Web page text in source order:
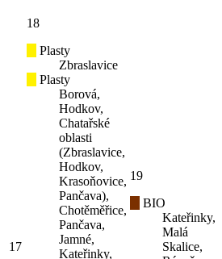
17
18
Plasty
Zbraslavice
Plasty
Borová,
Hodkov,
Chatařské
oblasti
(Zbraslavice,
Hodkov,
Krasoňovice,
Pančava),
Chotěměřice,
Pančava,
Jamné,
Kateřinky,
19
BIO
Kateřinky,
Malá
Skalice,